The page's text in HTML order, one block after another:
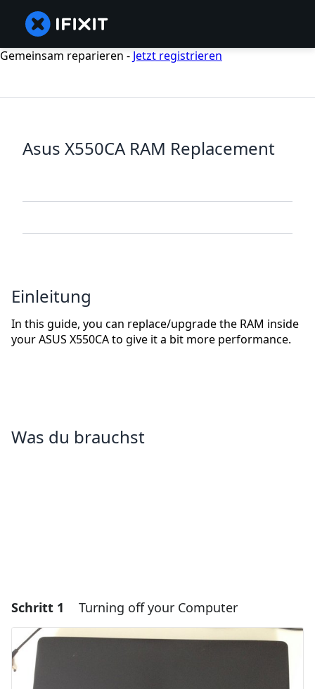
Gemeinsam reparieren - Jetzt registrieren
Asus X550CA RAM Replacement
Einleitung
In this guide, you can replace/upgrade the RAM inside
your ASUS X550CA to give it a bit more performance.
Was du brauchst
Schritt 1 Turning off your Computer